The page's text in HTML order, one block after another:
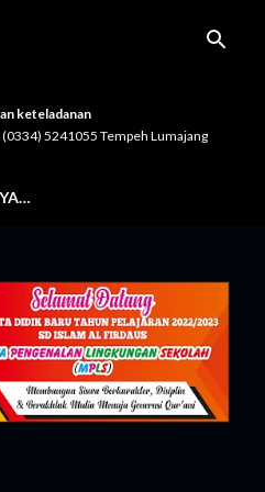
keteladanan
(0334) 5241055 Tempeh Lumajang